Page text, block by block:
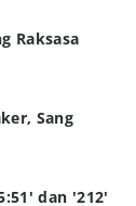
Raksasa
Sang
dan '212'